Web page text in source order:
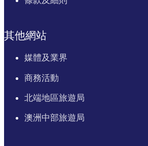
其他網站
媒體及業界
商務活動
北端地區旅遊局
澳洲中部旅遊局